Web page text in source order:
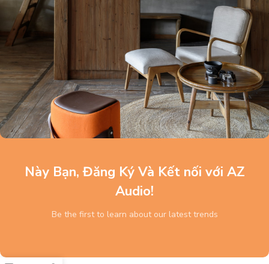
Này Bạn, Đăng Ký Và Kết nối với AZ
Audio!
Be the first to learn about our latest trends